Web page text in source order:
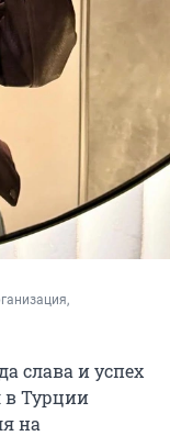
слава и успех
в Турции
на